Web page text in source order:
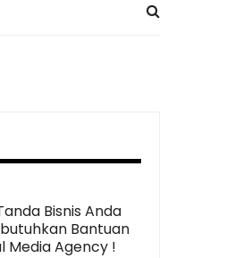
Bisnis Anda
Bantuan
Media Agency !